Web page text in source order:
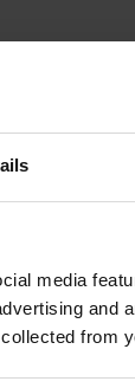
media
and
from